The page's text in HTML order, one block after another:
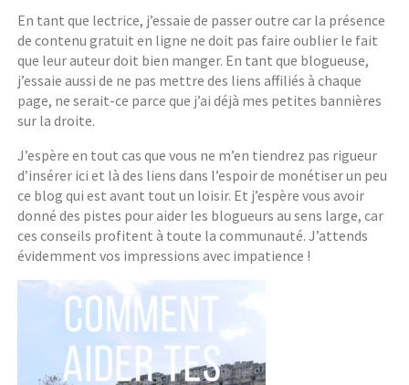
En tant que lectrice, j’essaie de passer outre car la présence
de contenu gratuit en ligne ne doit pas faire oublier le fait
que leur auteur doit bien manger. En tant que blogueuse,
j’essaie aussi de ne pas mettre des liens affiliés à chaque
page, ne serait-ce parce que j’ai déjà mes petites bannières
sur la droite.
J’espère en tout cas que vous ne m’en tiendrez pas rigueur
d’insérer ici et là des liens dans l’espoir de monétiser un peu
ce blog qui est avant tout un loisir. Et j’espère vous avoir
donné des pistes pour aider les blogueurs au sens large, car
ces conseils profitent à toute la communauté. J’attends
évidemment vos impressions avec impatience !